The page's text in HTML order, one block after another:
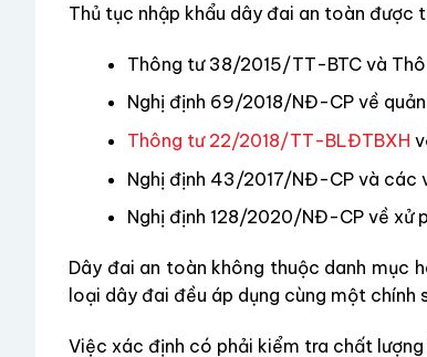
Thủ tục nhập khẩu dây đai an toàn được
Thông tư 38/2015/TT-BTC và
Nghị định 69/2018/NĐ-CP về
Thông tư 22/2018/TT-BLĐTBXH
Nghị định 43/2017/NĐ-CP và các
Nghị định 128/2020/NĐ-CP về xử
Dây đai an toàn không thuộc danh mục
loại dây đai đều áp dụng cùng một chính
Việc xác định có phải kiểm tra chất